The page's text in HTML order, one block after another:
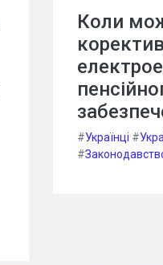
Коли
#Українці #
#